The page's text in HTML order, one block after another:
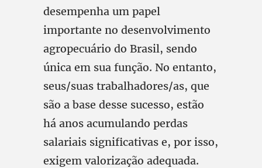
desempenha um papel
importante no desenvolvimento
agropecuário do Brasil, sendo
única em sua função. No entanto,
seus/suas trabalhadores/as, que
são a base desse sucesso, estão
há anos acumulando perdas
salariais significativas e, por isso,
exigem valorização adequada.